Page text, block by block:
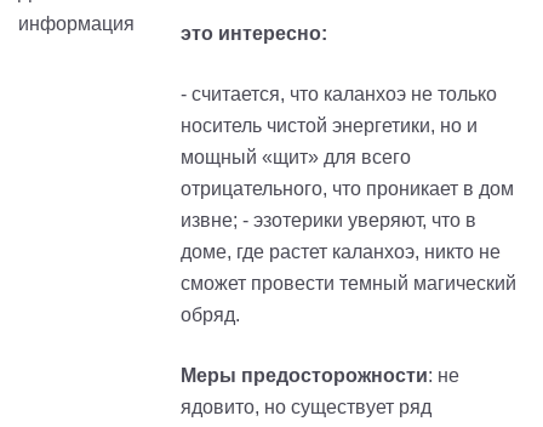
это интересно:
- считается, что каланхоэ не только
носитель чистой энергетики, но и
мощный «щит» для всего
отрицательного, что проникает в дом
извне; - эзотерики уверяют, что в
доме, где растет каланхоэ, никто не
сможет провести темный магический
обряд.
Меры предосторожности: не
ядовито, но существует ряд